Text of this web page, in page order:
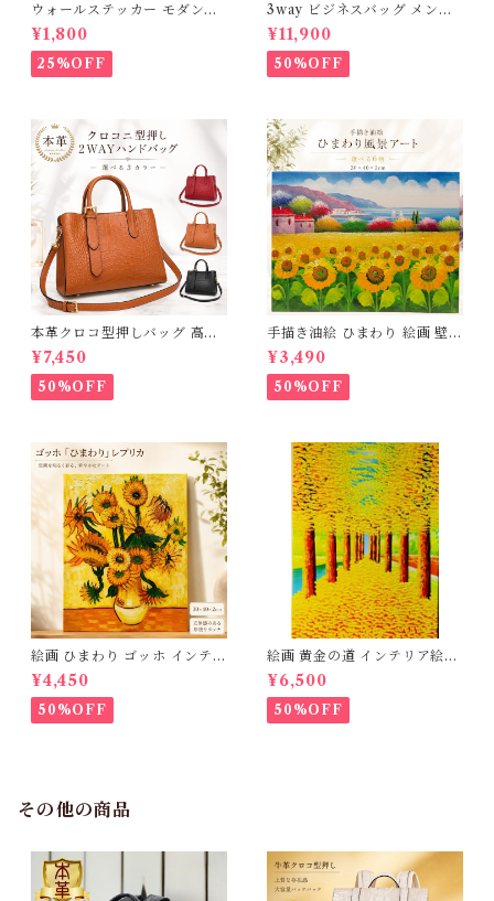
ウォールステッカー モダンホ
ース 台紙60×90cm 壁紙 シー
ル 賃貸OK はがせる 剥がせる
DIY 模様替え インテリア 送
料無料
¥1,800
25%OFF
3way ビジネスバッグ メンズ
本革 撥水 ビジネスリュック 大
容量 15.6インチ PC対応 A4
マチ拡張 リュックサック 通勤
自転車 出張 通勤リュック 黒
おしゃれ 薄型 大きめ ギフト
プレゼント 父の日 3Qee 266
705_ee
¥11,900
50%OFF
本革クロコ型押しバッグ 高品
質本革 牛革 クロコダイル型押
し ハンドバッグ ハンドメイド
本革鞄 ショルダーバック レデ
ィース 送料無料 母の日 2723
¥7,450
50%OFF
手描き油絵 ひまわり 絵画 壁掛
け インテリア 玄関 肉筆 風景
画 アートパネル モダン 【木枠
張り 40×30cm 送料無料】北
欧 おしゃれ アートフレーム 壁
Qee 341801_ee
¥3,490
50%OFF
絵画 ひまわり ゴッホ インテリ
ア絵画 油絵 複製画 レプリカ
模写 アートパネル インテリア
壁掛け 風景画 油絵 ポスター
アート アートパネル リビング
¥4,450
50%OFF
絵画 黄金の道 インテリア絵画
肉筆油絵 アートパネル インテ
リア 壁掛け 風景画 油絵 ポス
ター アート アートパネル リビ
ング 玄関 プレゼント モダン
¥6,500
50%OFF
その他の商品